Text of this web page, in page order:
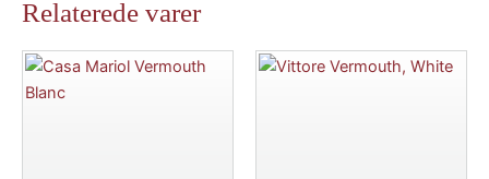
Relaterede varer